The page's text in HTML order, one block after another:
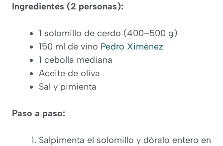
Ingredientes (2 personas):
1 solomillo de cerdo (400–500 g)
150 ml de vino Pedro Ximénez
1 cebolla mediana
Aceite de oliva
Sal y pimienta
Paso a paso:
Salpimenta el solomillo y dóralo entero en